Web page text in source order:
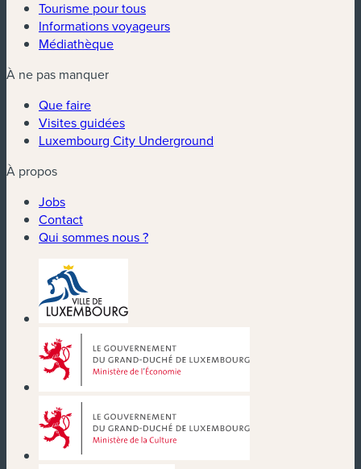
Tourisme pour tous
Informations voyageurs
Médiathèque
À ne pas manquer
Que faire
Visites guidées
Luxembourg City Underground
À propos
Jobs
Contact
Qui sommes nous ?